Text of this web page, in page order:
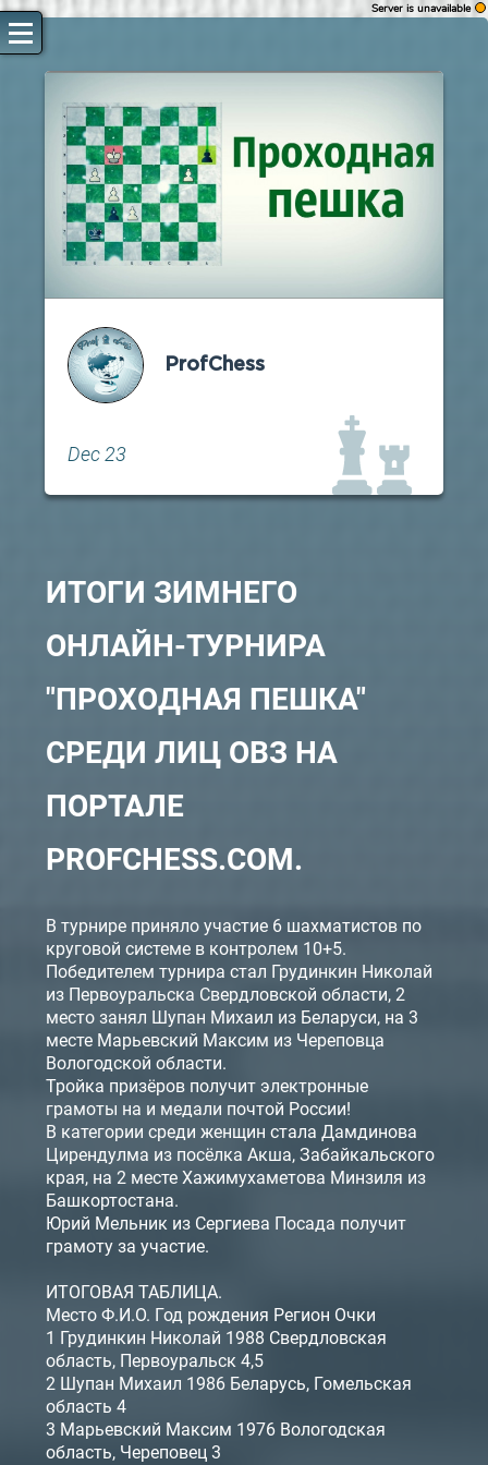
WARNING
Reload page
Retry to authorize
GAME
ARE YOU READY TO PLAY?
Tournament title was lost somewhere :(
OPPONENT
Nick is unknown
time until the game may be reduced
Server is unavailable
ProfChess
Dec 23
ИТОГИ ЗИМНЕГО
ОНЛАЙН-ТУРНИРА
"ПРОХОДНАЯ ПЕШКА"
СРЕДИ ЛИЦ ОВЗ НА
ПОРТАЛЕ
PROFCHESS.COM.
В турнире приняло участие 6 шахматистов по
круговой системе в контролем 10+5.
Победителем турнира стал Грудинкин Николай
из Первоуральска Свердловской области, 2
место занял Шупан Михаил из Беларуси, на 3
месте Марьевский Максим из Череповца
Вологодской области.
Тройка призёров получит электронные
грамоты на и медали почтой России!
В категории среди женщин стала Дамдинова
Цирендулма из посёлка Акша, Забайкальского
края, на 2 месте Хажимухаметова Минзиля из
Башкортостана.
Юрий Мельник из Сергиева Посада получит
грамоту за участие.
ИТОГОВАЯ ТАБЛИЦА.
Место Ф.И.О. Год рождения Регион Очки
1 Грудинкин Николай 1988 Свердловская
область, Первоуральск 4,5
2 Шупан Михаил 1986 Беларусь, Гомельская
область 4
3 Марьевский Максим 1976 Вологодская
область, Череповец 3